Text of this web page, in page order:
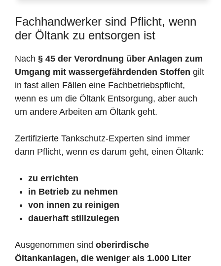
Fachhandwerker sind Pflicht, wenn
der Öltank zu entsorgen ist
Nach § 45 der Verordnung über Anlagen zum
Umgang mit wassergefährdenden Stoffen gilt
in fast allen Fällen eine Fachbetriebspflicht,
wenn es um die Öltank Entsorgung, aber auch
um andere Arbeiten am Öltank geht.
Zertifizierte Tankschutz-Experten sind immer
dann Pflicht, wenn es darum geht, einen Öltank:
zu errichten
in Betrieb zu nehmen
von innen zu reinigen
dauerhaft stillzulegen
Ausgenommen sind oberirdische
Öltankanlagen, die weniger als 1.000 Liter